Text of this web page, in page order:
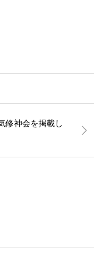
修神会を掲載し